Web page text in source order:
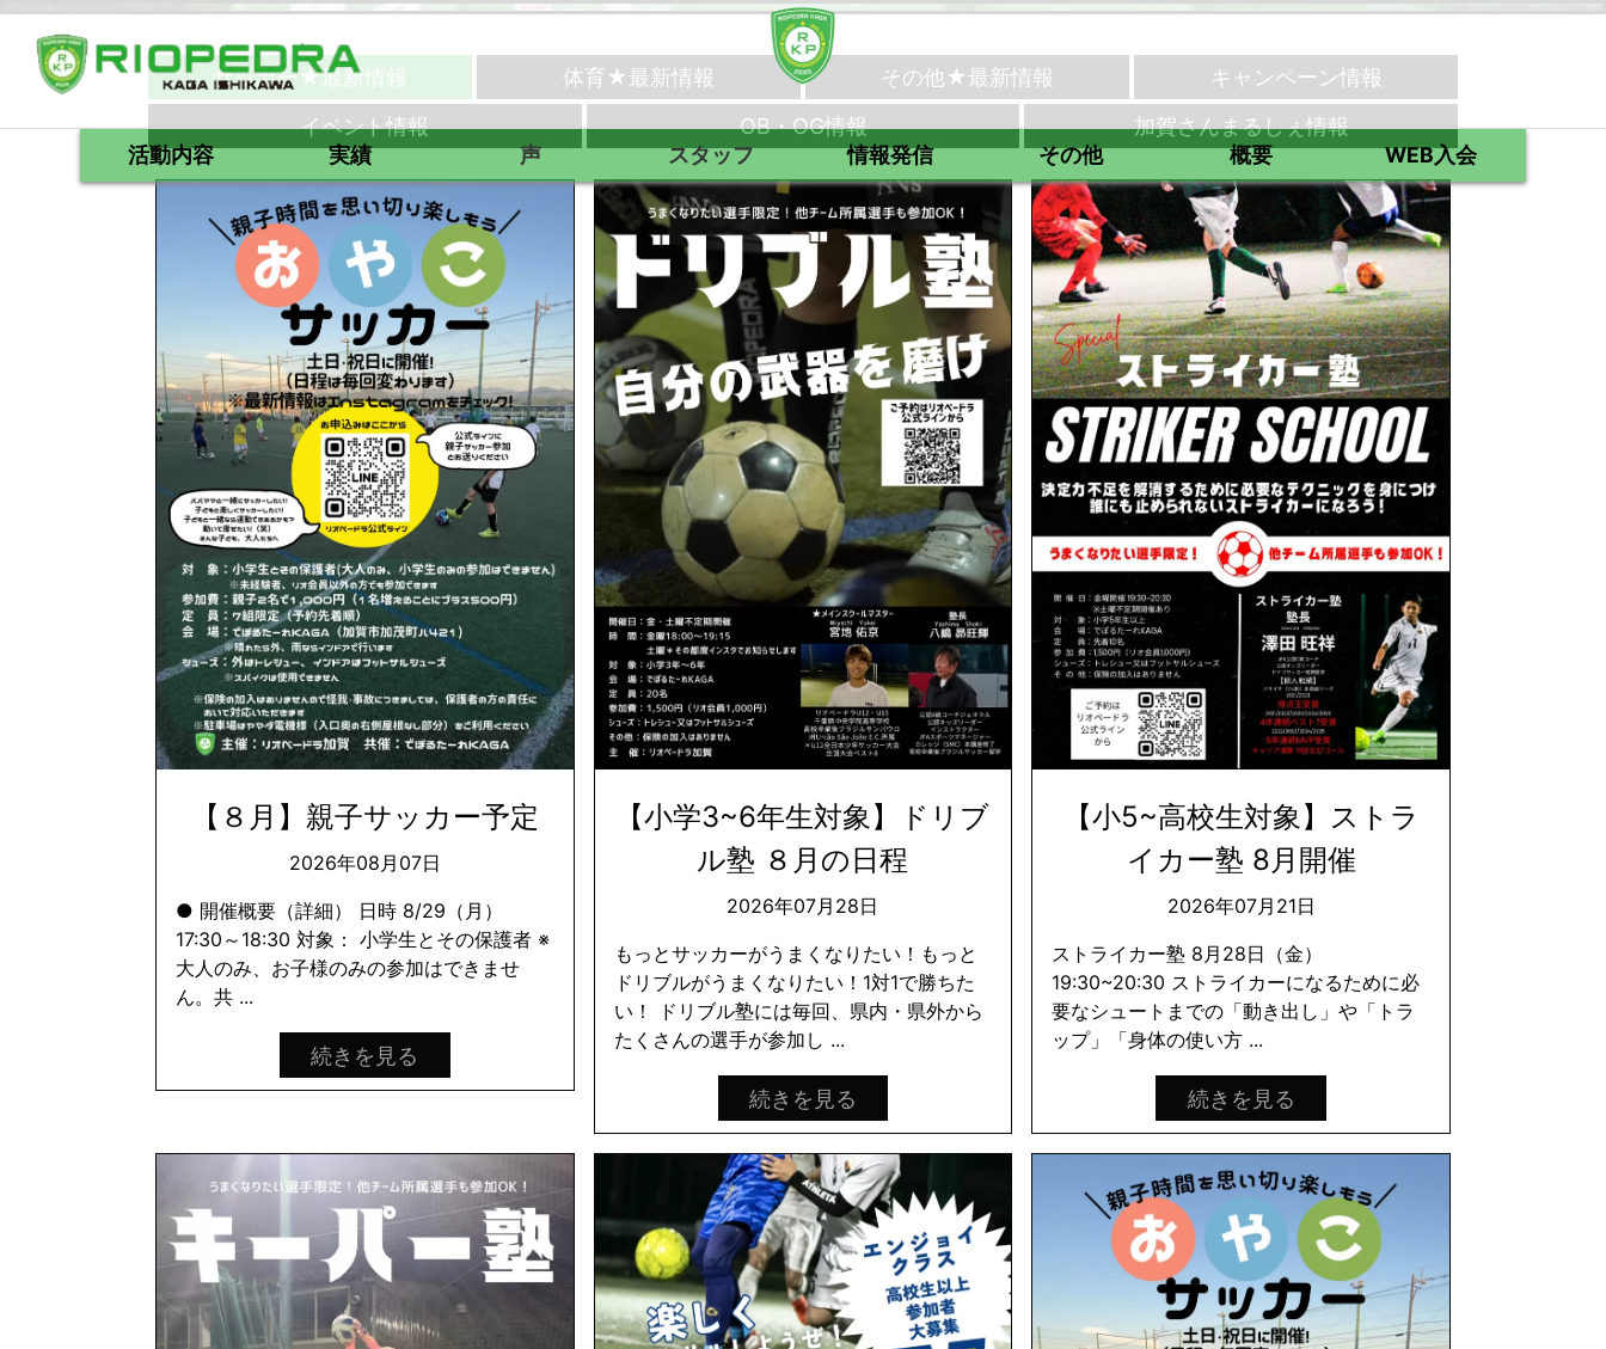
活動内容 実績 声 スタッフ 情報発信 その他 概要 WEB入会
サッカー★最新情報 体育★最新情報 その他★最新情報
キャンペーン情報
イベント情報
OB・OG情報 加賀さんまるしぇ情報
【８月】親子サッカー予定
2026年08月07日
● 開催概要（詳細） 日時 8/29（月）
17:30～18:30 対象： 小学生とその保護者 ※
大人のみ、お子様のみの参加はできませ
ん。共 ...
続きを見る
【小学3~6年生対象】ドリブ
ル塾 ８月の日程
2026年07月28日
もっとサッカーがうまくなりたい！もっと
ドリブルがうまくなりたい！1対1で勝ちた
い！ ドリブル塾には毎回、県内・県外から
たくさんの選手が参加し ...
続きを見る
【小5~高校生対象】ストラ
イカー塾 8月開催
2026年07月21日
ストライカー塾 8月28日（金）
19:30~20:30 ストライカーになるために必
要なシュートまでの「動き出し」や「トラ
ップ」「身体の使い方 ...
続きを見る